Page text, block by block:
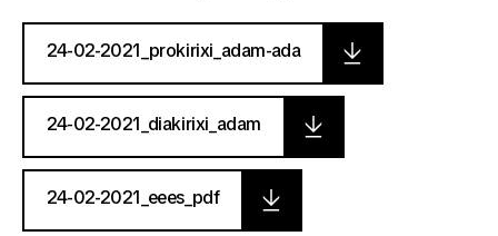
24-02-2021_prokirixi_adam-ada
24-02-2021_diakirixi_adam
24-02-2021_eees_pdf